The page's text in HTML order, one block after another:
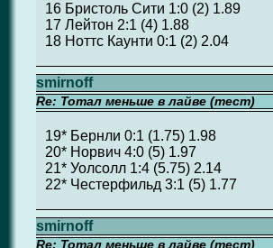
16 Бристоль Сити 1:0 (2) 1.89
17 Лейтон 2:1 (4) 1.88
18 Ноттс Каунти 0:1 (2) 2.04
smirnoff
Re: Тотал меньше в лайве (тест)
19* Бернли 0:1 (1.75) 1.98
20* Норвич 4:0 (5) 1.97
21* Уолсолл 1:4 (5.75) 2.14
22* Честерфильд 3:1 (5) 1.77
smirnoff
Re: Тотал меньше в лайве (тест)